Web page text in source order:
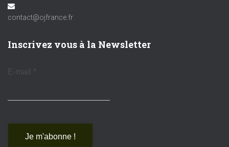
contact@ojfrance.fr
Inscrivez vous à la Newsletter
E-mail *